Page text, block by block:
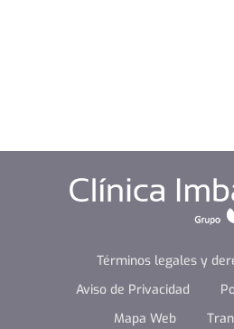
Términos legales y
Aviso de Privacidad
Mapa Web